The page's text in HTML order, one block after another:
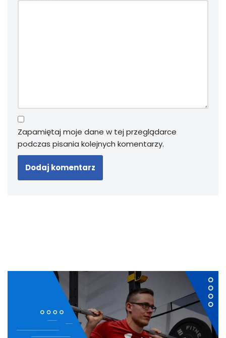
Zapamiętaj moje dane w tej przeglądarce
podczas pisania kolejnych komentarzy.